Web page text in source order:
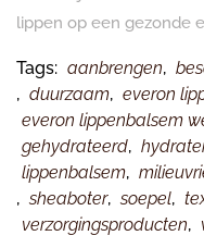
lippen op een gezonde
Tags: aanbrengen,
, duurzaam, everon
everon lippenbalsem
gehydrateerd,
lippenbalsem,
, sheaboter, soepel,
verzorgingsproducten,